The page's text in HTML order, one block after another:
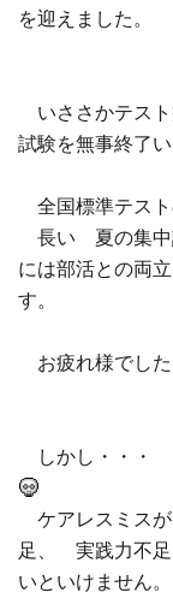
を迎えました。
いささかテス
試験を無事終了
全国標準テス
長い 夏の集中
には部活との両
す。
お疲れ様でした
しかし・・・
ケアレスミス
足、 実践力不
いといけません。